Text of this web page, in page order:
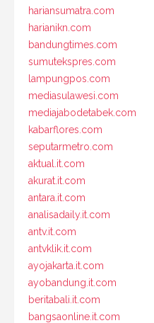
hariansumatra.com
harianikn.com
bandungtimes.com
sumutekspres.com
lampungpos.com
mediasulawesi.com
mediajabodetabek.com
kabarflores.com
seputarmetro.com
aktual.it.com
akurat.it.com
antara.it.com
analisadaily.it.com
antv.it.com
antvklik.it.com
ayojakarta.it.com
ayobandung.it.com
beritabali.it.com
bangsaonline.it.com